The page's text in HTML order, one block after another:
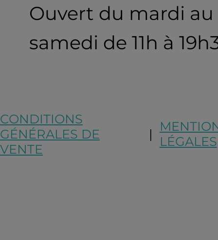
Ouvert du mardi au
samedi de 11h à
CONDITIONS
GÉNÉRALES DE
VENTE
|LÉGALES